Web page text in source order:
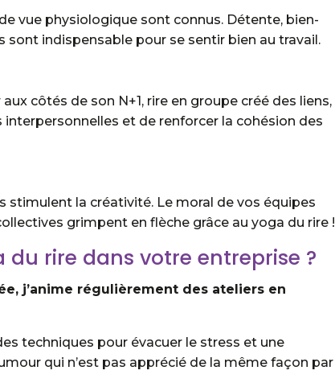
vue physiologique sont connus. Détente, bien-
indispensable pour se sentir bien au travail.
côtés de son N+1, rire en groupe créé des liens,
et de renforcer la cohésion des
stimulent la créativité. Le moral de vos équipes
grimpent en flèche grâce au yoga du rire !
rire dans votre entreprise ?
j’anime régulièrement des ateliers en
techniques pour évacuer le stress et une
qui n’est pas apprécié de la même façon par